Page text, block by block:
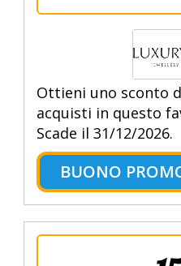
Ottieni uno sconto
acquisti in questo
Scade il 31/12/2026.
BUONO